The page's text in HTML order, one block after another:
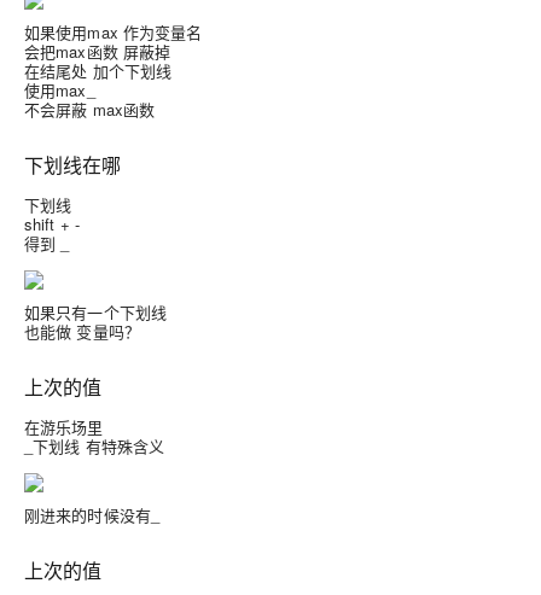
如果使用max 作为变量名
会把max函数 屏蔽掉
在结尾处 加个下划线
使用max_
不会屏蔽 max函数
下划线在哪
下划线
shift + -
得到 _
如果只有一个下划线
也能做 变量吗？
上次的值
在游乐场里
_下划线 有特殊含义
刚进来的时候没有_
上次的值